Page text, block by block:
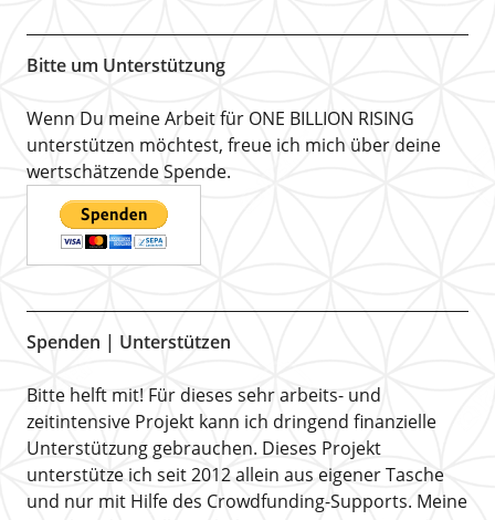
Bitte um Unterstützung
Wenn Du meine Arbeit für ONE BILLION RISING
unterstützen möchtest, freue ich mich über deine
wertschätzende Spende.
Spenden | Unterstützen
Bitte helft mit! Für dieses sehr arbeits- und
zeitintensive Projekt kann ich dringend finanzielle
Unterstützung gebrauchen. Dieses Projekt
unterstütze ich seit 2012 allein aus eigener Tasche
und nur mit Hilfe des Crowdfunding-Supports. Meine